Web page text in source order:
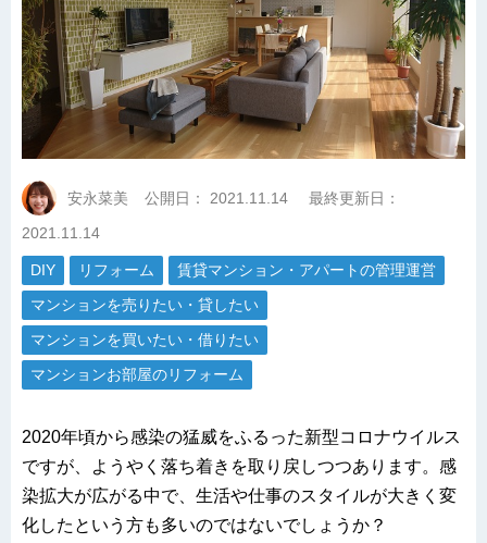
安永菜美 公開日： 2021.11.14
最終更新日：
2021.11.14
DIY リフォーム
賃貸マンション・アパートの管理運営
マンションを売りたい・貸したい
マンションを買いたい・借りたい
マンションお部屋のリフォーム
2020年頃から感染の猛威をふるった新型コロナウイルス
ですが、ようやく落ち着きを取り戻しつつあります。感
染拡大が広がる中で、生活や仕事のスタイルが大きく変
化したという方も多いのではないでしょうか？